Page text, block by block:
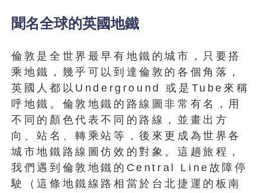
聞名全球的英國地鐵
倫敦是全世界最早有地鐵的城市，只要搭
乘地鐵，幾乎可以到達倫敦的各個角落，
英國人都以Underground 或是Tube來稱
呼地鐵。倫敦地鐵的路線圖非常有名，用
不同的顏色代表不同的路線，並畫出方
向、站名、轉乘站等，後來更成為世界各
城市地鐵路線圖仿效的對象。這趟旅程，
我們遇到倫敦地鐵的Central Line故障停
駛（這條地鐵線路相當於台北捷運的板南